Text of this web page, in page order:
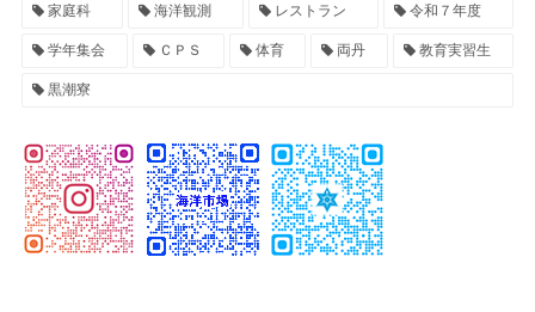
家庭科 海洋観測 レストラン 令和７年度
学年集会 ＣＰＳ 体育 両丹 教育実習生
黒潮寮